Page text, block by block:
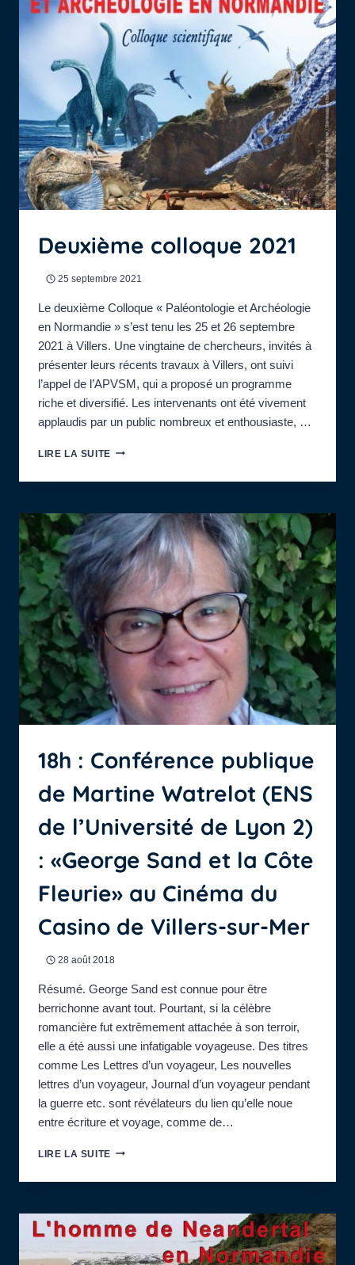
PALÉONTOLOGUE
:
LES
PLUS
ANCIENS
DINOSAURES
DE
NORMANDIE
Deuxième colloque 2021
25 septembre 2021
Le deuxième Colloque « Paléontologie et Archéologie
en Normandie » s’est tenu les 25 et 26 septembre
2021 à Villers. Une vingtaine de chercheurs, invités à
présenter leurs récents travaux à Villers, ont suivi
l’appel de l’APVSM, qui a proposé un programme
riche et diversifié. Les intervenants ont été vivement
applaudis par un public nombreux et enthousiaste, …
LIRE LA SUITEDEUXIÈME
2021
18h : Conférence publique
de Martine Watrelot (ENS
de l’Université de Lyon 2)
: «George Sand et la Côte
Fleurie» au Cinéma du
Casino de Villers-sur-Mer
28 août 2018
Résumé. George Sand est connue pour être
berrichonne avant tout. Pourtant, si la célèbre
romancière fut extrêmement attachée à son terroir,
elle a été aussi une infatigable voyageuse. Des titres
comme Les Lettres d’un voyageur, Les nouvelles
lettres d’un voyageur, Journal d’un voyageur pendant
la guerre etc. sont révélateurs du lien qu’elle noue
entre écriture et voyage, comme de…
LIRE LA SUITE18H
CONFÉRENCE
MARTINE
WATRELOT
(ENS